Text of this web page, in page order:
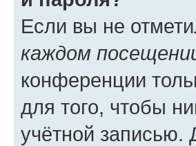
Если вы не
каждом
конференции
для того, чтобы
учётной записью.